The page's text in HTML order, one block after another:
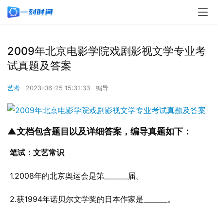
2009年北京电影学院戏剧影视文学专业考
试真题及答案
艺考 2023-06-25 15:31:33 编导
▲文档包含题目以及详细答案，编导真题如下：
笔试：文艺常识
1.2008年的北京奥运会是第_______届。
2.获1994年诺贝尔文学奖的日本作家是_______。